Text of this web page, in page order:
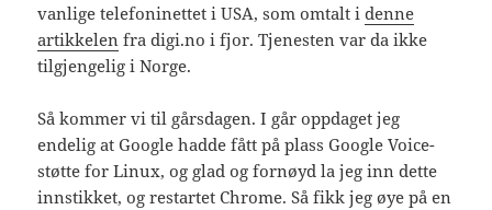
vanlige telefoninettet i USA, som omtalt idenne
artikkelen fra digi.no i fjor. Tjenesten var da ikke
tilgjengelig i Norge.
Så kommer vi til gårsdagen. I går oppdaget jeg
endelig at Google hadde fått på plass Google Voice-
støtte for Linux, og glad og fornøyd la jeg inn dette
innstikket, og restartet Chrome. Så fikk jeg øye på en